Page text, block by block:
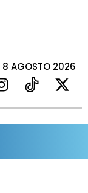
8 AGOSTO 2026